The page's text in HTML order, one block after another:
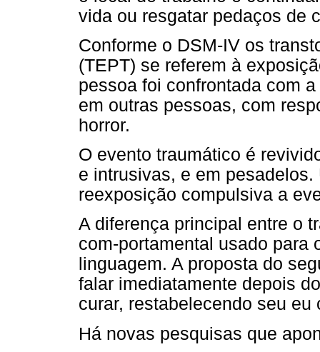
vida ou resgatar pedaços de
Conforme o DSM-IV os
(TEPT) se referem à
pessoa foi confrontada com
em outras pessoas, com
horror.
O evento traumático é
e intrusivas, e em
reexposição compulsiva a
A diferença principal entre o
com-portamental usado para
linguagem. A proposta do
falar imediatamente depois
curar, restabelecendo seu eu
Há novas pesquisas que